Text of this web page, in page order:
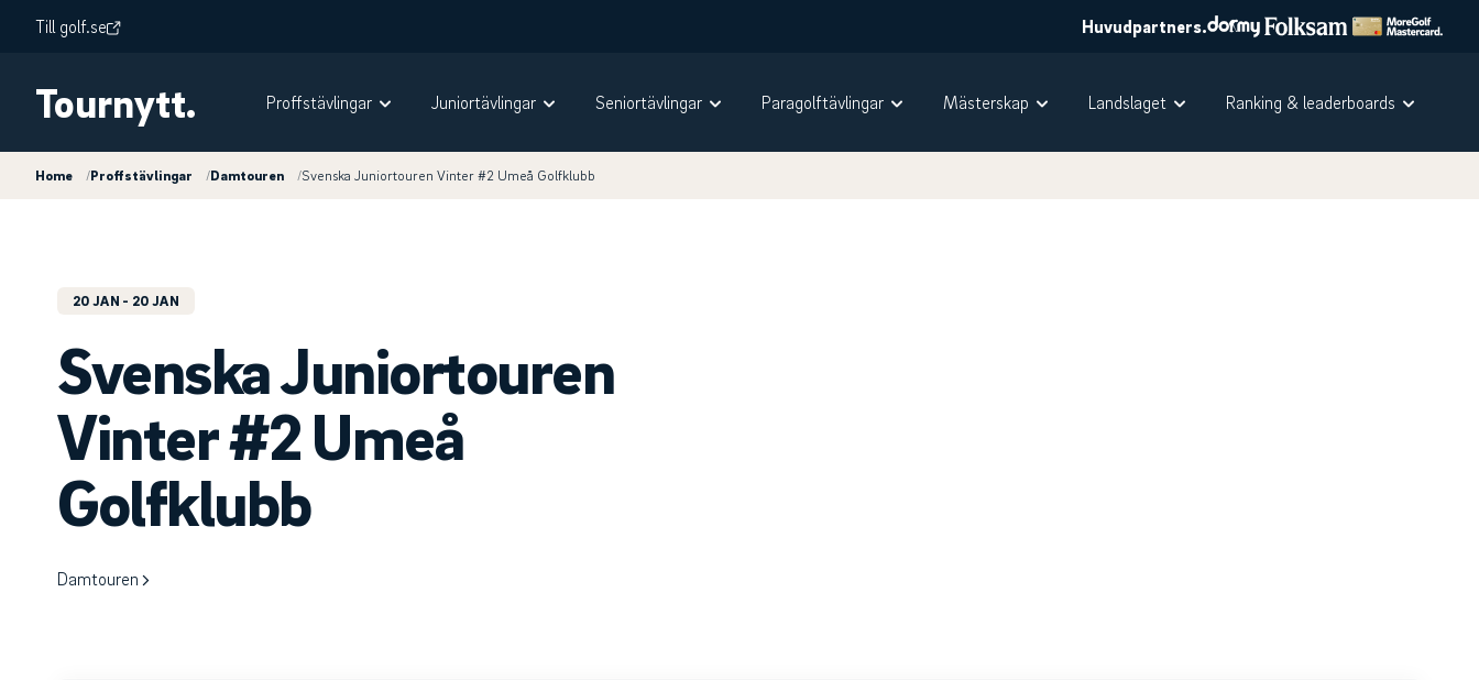
Till golf.se Huvudpartners.
Tournytt. Proffstävlingar Juniortävlingar Seniortävlingar Paragolftävlingar Mästerskap Landslaget Ranking & leaderboards
Home /Proffstävlingar /Damtouren /Svenska Juniortouren Vinter #2 Umeå Golfklubb
20 JAN - 20 JAN
Svenska Juniortouren
Vinter #2 Umeå
Golfklubb
Damtouren